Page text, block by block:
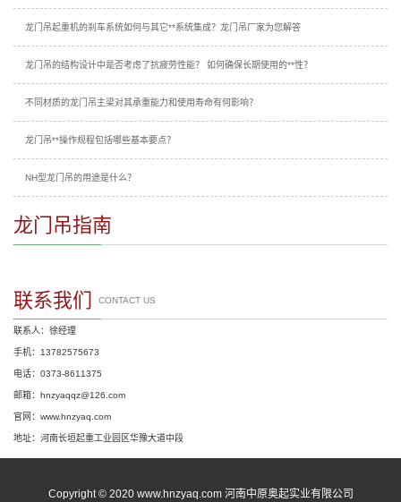
龙门吊起重机的刹车系统如何与其它**系统集成？龙门吊厂家为您解答
龙门吊的结构设计中是否考虑了抗疲劳性能？ 如何确保长期使用的**性？
不同材质的龙门吊主梁对其承重能力和使用寿命有何影响？
龙门吊**操作规程包括哪些基本要点？
NH型龙门吊的用途是什么？
龙门吊指南
联系我们 CONTACT US
联系人：徐经理
手机：13782575673
电话：0373-8611375
邮箱：hnzyaqqz@126.com
官网：www.hnzyaq.com
地址：河南长垣起重工业园区华豫大道中段
Copyright © 2020 www.hnzyaq.com 河南中原奥起实业有限公司